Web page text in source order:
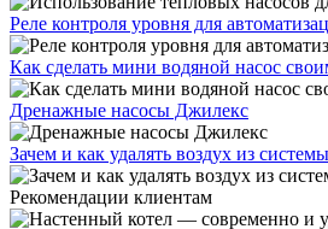
Реле контроля уровня для
Как сделать мини водяной насос
Дренажные насосы Джилекс
Зачем и как удалять воздух из
Рекомендации клиентам